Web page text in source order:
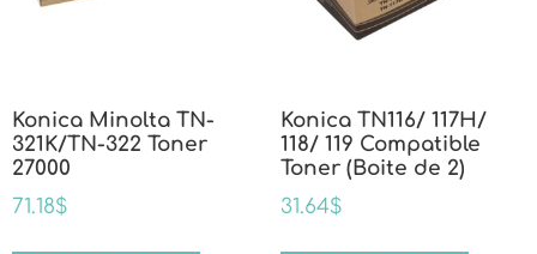
Konica Minolta TN-
321K/TN-322 Toner
27000
71.18$
Konica TN116/ 117H/
118/ 119 Compatible
Toner (Boite de 2)
31.64$